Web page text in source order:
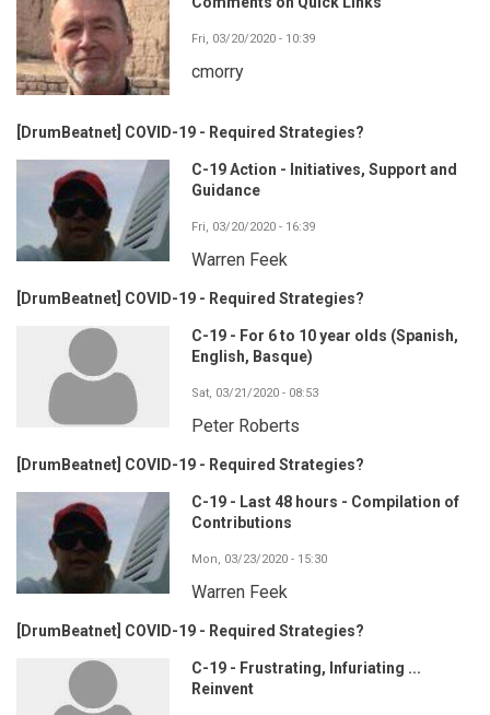
Fri, 03/20/2020 - 10:39
cmorry
[DrumBeatnet] COVID-19 - Required Strategies?
C-19 Action - Initiatives, Support and
Guidance
Fri, 03/20/2020 - 16:39
Warren Feek
[DrumBeatnet] COVID-19 - Required Strategies?
C-19 - For 6 to 10 year olds (Spanish,
English, Basque)
Sat, 03/21/2020 - 08:53
Peter Roberts
[DrumBeatnet] COVID-19 - Required Strategies?
C-19 - Last 48 hours - Compilation of
Contributions
Mon, 03/23/2020 - 15:30
Warren Feek
[DrumBeatnet] COVID-19 - Required Strategies?
C-19 - Frustrating, Infuriating ...
Reinvent